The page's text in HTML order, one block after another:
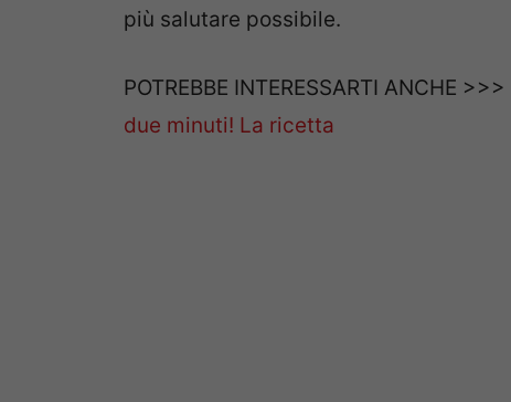
più salutare possibile.
POTREBBE INTERESSARTI ANCHE >>>
due minuti! La ricetta